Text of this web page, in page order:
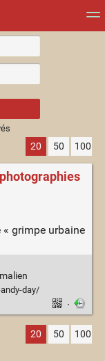
20 50 100
« grimpe urbaine
day/
·
20 50 100